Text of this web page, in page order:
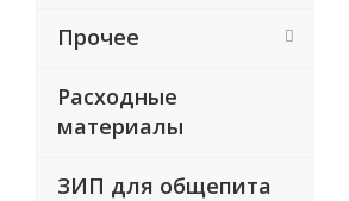
Прочее
Расходные
материалы
ЗИП для общепита